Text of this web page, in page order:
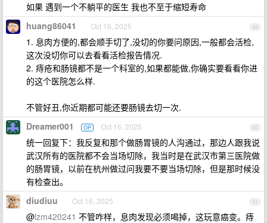
如果 遇到一个不躺平的医生 我也不至于缩短寿命
49
huang86041 Oct 16, 2025
1. 息肉方便的,都会顺手切了,没切的你要问原因,一般都会活检,
这次没切你可以去看看活检报告情况.
2. 痔疮和肠镜都不是一个科室的,如果都能做,你确实要看看你进
的这个医院怎么样.
不管好丑,你近期都可能还要肠镜去切一次.
50
Dreamer001 OP Oct 16, 2025
统一回复下：我反复和那个做肠胃镜的人沟通过，那边人跟我说
武汉所有的医院都不会当场切除，我当时是在武汉市第三医院做
的肠胃镜，以前在杭州做过问我要不要当场切除，但是那时候没
有检查出。
51
diudiuu Oct 16, 2025
@lzm420241 不管咋样，息肉发现必须喝掉，这玩意癌变。痔